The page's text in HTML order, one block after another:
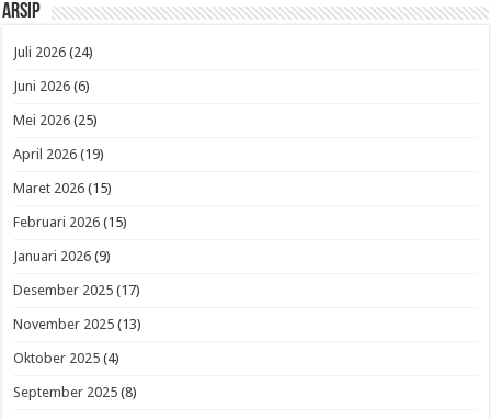
Arsip
Juli 2026 (24)
Juni 2026 (6)
Mei 2026 (25)
April 2026 (19)
Maret 2026 (15)
Februari 2026 (15)
Januari 2026 (9)
Desember 2025 (17)
November 2025 (13)
Oktober 2025 (4)
September 2025 (8)